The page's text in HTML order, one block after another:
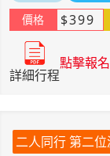
價格
$399
詳細行程
點擊報名
二人同行 第二